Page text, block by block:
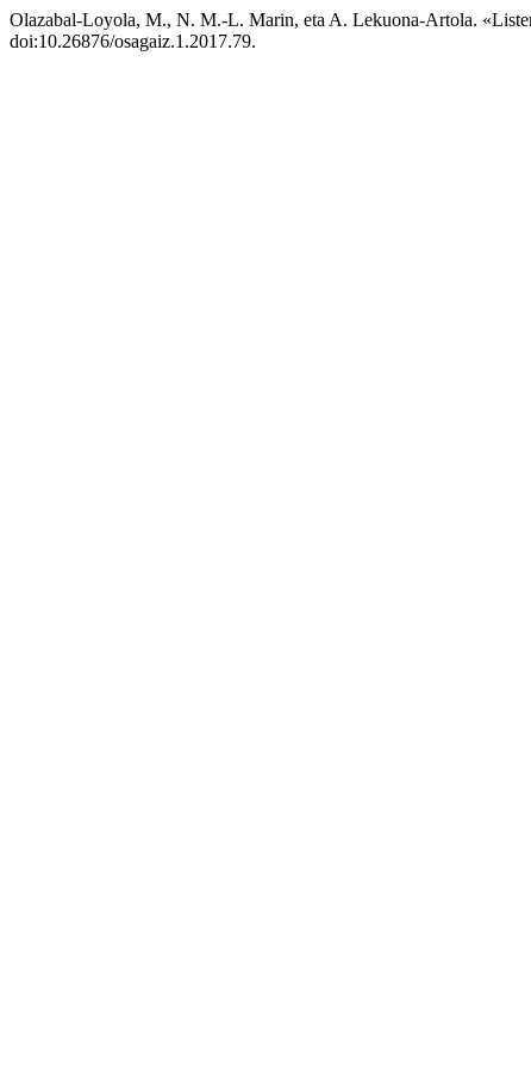
Olazabal-Loyola, M., N. M.-L. Marin, eta A. Lekuona-Artola.
doi:10.26876/osagaiz.1.2017.79.